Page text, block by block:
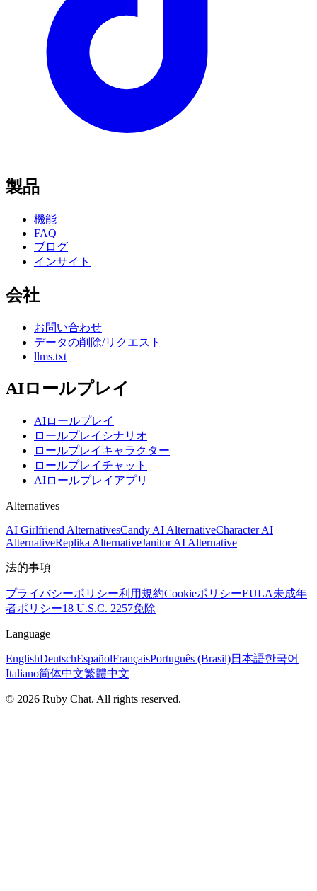
製品
機能
FAQ
ブログ
インサイト
会社
お問い合わせ
データの削除/リクエスト
llms.txt
AIロールプレイ
AIロールプレイ
ロールプレイシナリオ
ロールプレイキャラクター
ロールプレイチャット
AIロールプレイアプリ
Alternatives
AI Girlfriend AlternativesCandy AI AlternativeCharacter AI
AlternativeReplika AlternativeJanitor AI Alternative
法的事項
プライバシーポリシー利用規約CookieポリシーEULA未成年
者ポリシー18 U.S.C. 2257免除
Language
EnglishDeutschEspañolFrançaisPortuguês (Brasil)日本語한국어
Italiano简体中文繁體中文
© 2026 Ruby Chat. All rights reserved.